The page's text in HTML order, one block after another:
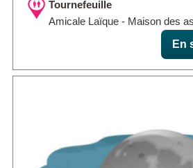
Tournefeuille
Amicale Laïque - Maison des
En